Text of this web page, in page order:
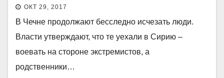
ОКТ 29, 2017
В Чечне продолжают бесследно исчезать люди.
Власти утверждают, что те уехали в Сирию –
воевать на стороне экстремистов, а
родственники…